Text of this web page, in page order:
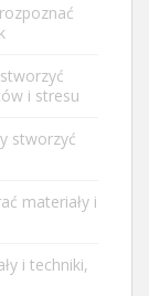
i stresu
stworzyć
materiały i
i techniki,